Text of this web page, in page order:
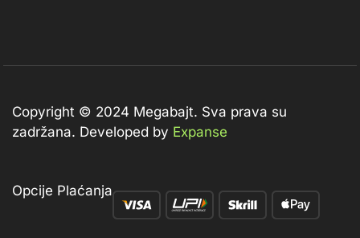
Copyright © 2024 Megabajt. Sva prava su
zadržana. Developed by Expanse
Opcije Plaćanja